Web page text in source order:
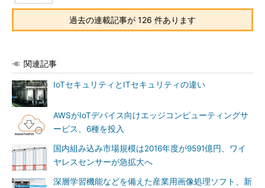
過去の連載記事が 126 件あります
関連記事
IoTセキュリティとITセキュリティの違い
AWSがIoTデバイス向けエッジコンピューティングサ
ービス、6種を投入
国内組み込み市場規模は2016年度が9591億円、ワイ
ヤレスセンサーが急拡大へ
深層学習機能などを備えた産業用画像処理ソフト、新